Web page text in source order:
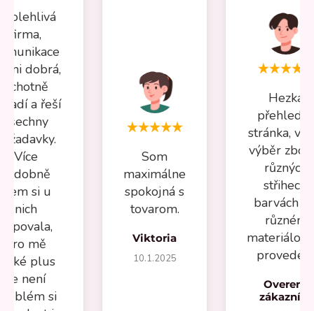
firma,
dobrá,
ochotně
a řeší
všechny
Více
nádobně
jsem si u
nich
pro mě
plus
že není
si
Som
maximálne
spokojná s
tovarom.
Viktoria
10.1.2025
Hezká
stránka,
výběr
různých
střihech,
barvách a
různém
Overený
zákazník